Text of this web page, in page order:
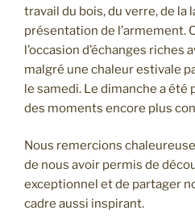
travail du bois, du verre, de la
présentation de l’armement.
l’occasion d’échanges riches
malgré une chaleur estivale
le samedi. Le dimanche a
des moments encore plus
Nous remercions
de nous avoir permis de
exceptionnel et de partager
cadre aussi inspirant.